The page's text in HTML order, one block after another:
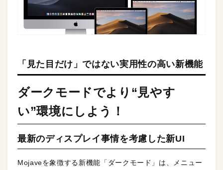
「見た目だけ」ではない実用性の高い新機能
ダークモードでより“見やす
い”環境にしよう！
最新のディスプレイ事情を考慮した新UI
Mojaveを象徴する新機能「ダークモード」は、メニュー